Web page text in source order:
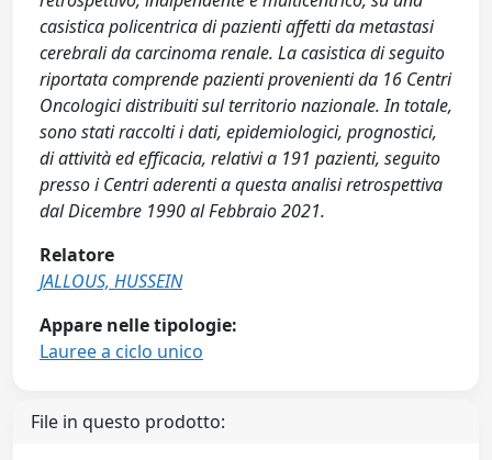
casistica policentrica di pazienti affetti da metastasi
cerebrali da carcinoma renale. La casistica di seguito
riportata comprende pazienti provenienti da 16 Centri
Oncologici distribuiti sul territorio nazionale. In totale,
sono stati raccolti i dati, epidemiologici, prognostici,
di attività ed efficacia, relativi a 191 pazienti, seguito
presso i Centri aderenti a questa analisi retrospettiva
dal Dicembre 1990 al Febbraio 2021.
Relatore
JALLOUS, HUSSEIN
Appare nelle tipologie:
Lauree a ciclo unico
File in questo prodotto: